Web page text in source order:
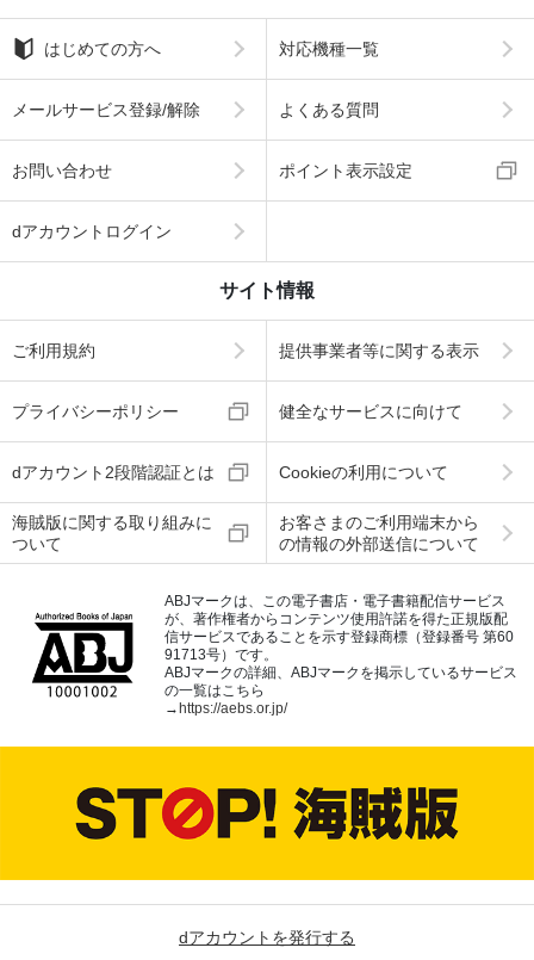
はじめての方へ 対応機種一覧
メールサービス登録/解除 よくある質問
お問い合わせ ポイント表示設定
dアカウントログイン
サイト情報
ご利用規約 提供事業者等に関する表示
プライバシーポリシー 健全なサービスに向けて
dアカウント2段階認証とは Cookieの利用について
海賊版に関する取り組みに
ついて
お客さまのご利用端末から
の情報の外部送信について
ABJマークは、この電子書店・電子書籍配信サービス
が、著作権者からコンテンツ使用許諾を得た正規版配
信サービスであることを示す登録商標（登録番号 第60
91713号）です。
ABJマークの詳細、ABJマークを掲示しているサービス
の一覧はこちら
→https://aebs.or.jp/
dアカウントを発行する